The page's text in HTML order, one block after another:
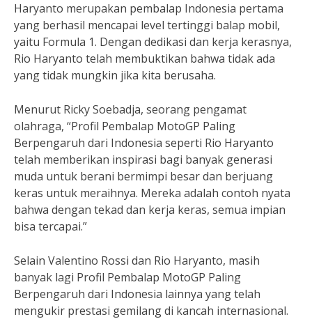
Haryanto merupakan pembalap Indonesia pertama
yang berhasil mencapai level tertinggi balap mobil,
yaitu Formula 1. Dengan dedikasi dan kerja kerasnya,
Rio Haryanto telah membuktikan bahwa tidak ada
yang tidak mungkin jika kita berusaha.
Menurut Ricky Soebadja, seorang pengamat
olahraga, “Profil Pembalap MotoGP Paling
Berpengaruh dari Indonesia seperti Rio Haryanto
telah memberikan inspirasi bagi banyak generasi
muda untuk berani bermimpi besar dan berjuang
keras untuk meraihnya. Mereka adalah contoh nyata
bahwa dengan tekad dan kerja keras, semua impian
bisa tercapai.”
Selain Valentino Rossi dan Rio Haryanto, masih
banyak lagi Profil Pembalap MotoGP Paling
Berpengaruh dari Indonesia lainnya yang telah
mengukir prestasi gemilang di kancah internasional.